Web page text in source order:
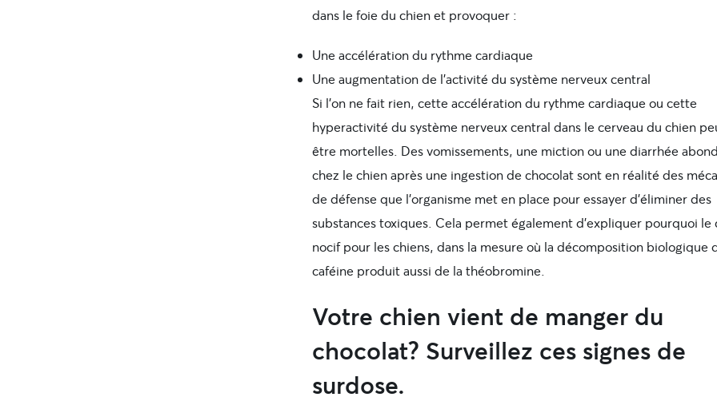
dans le foie du chien et provoquer :
Une accélération du rythme cardiaque
Une augmentation de l’activité du système nerveux central
Si l’on ne fait rien, cette accélération du rythme cardiaque ou cette
hyperactivité du système nerveux central dans le cerveau du chien
être mortelles. Des vomissements, une miction ou une diarrhée
chez le chien après une ingestion de chocolat sont en réalité des
de défense que l’organisme met en place pour essayer d’éliminer des
substances toxiques. Cela permet également d’expliquer pourquoi le
nocif pour les chiens, dans la mesure où la décomposition biologique
caféine produit aussi de la théobromine.
Votre chien vient de manger du
chocolat? Surveillez ces signes de
surdose.